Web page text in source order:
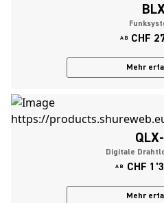
AB CHF
Mehr
Digitale
AB CHF
Mehr